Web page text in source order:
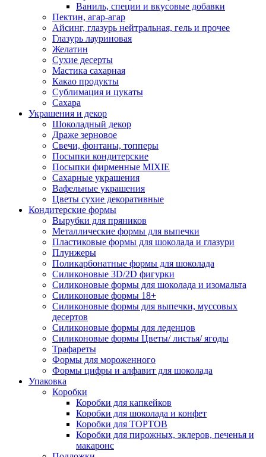
Ваниль, специи и вкусовые добавки
Пектин, агар-агар
Айсинг, глазурь нейтральная, гель и прочее
Глазурь лауриновая
Желатин
Сухие десерты
Мастика сахарная
Какао продукты
Сублимация и цукаты
Сахара
Украшения и декор
Шоколадный декор
Драже зерновое
Свечи, фонтаны, топперы
Посыпки кондитерские
Посыпки фирменные MIXIE
Сахарные украшения
Вафельные украшения
Цветы сухие декоративные
Кондитерские формы
Вырубки для пряников
Металлические формы для выпечки
Пластиковые формы для шоколада и глазури
Плунжеры
Поликарбонатные формы для шоколада
Силиконовые 3D/2D фигурки
Силиконовые формы для шоколада и изомальта
Силиконовые формы 18+
Силиконовые формы для выпечки, муссовых
десертов
Силиконовые формы для леденцов
Силиконовые формы Цветы/ листья/ ягоды
Трафареты
Формы для мороженного
Формы цифры и алфавит для шоколада
Упаковка
Коробки
Коробки для капкейков
Коробки для шоколада и конфет
Коробки для ТОРТОВ
Коробки для пирожных, эклеров, печенья и
макаронс